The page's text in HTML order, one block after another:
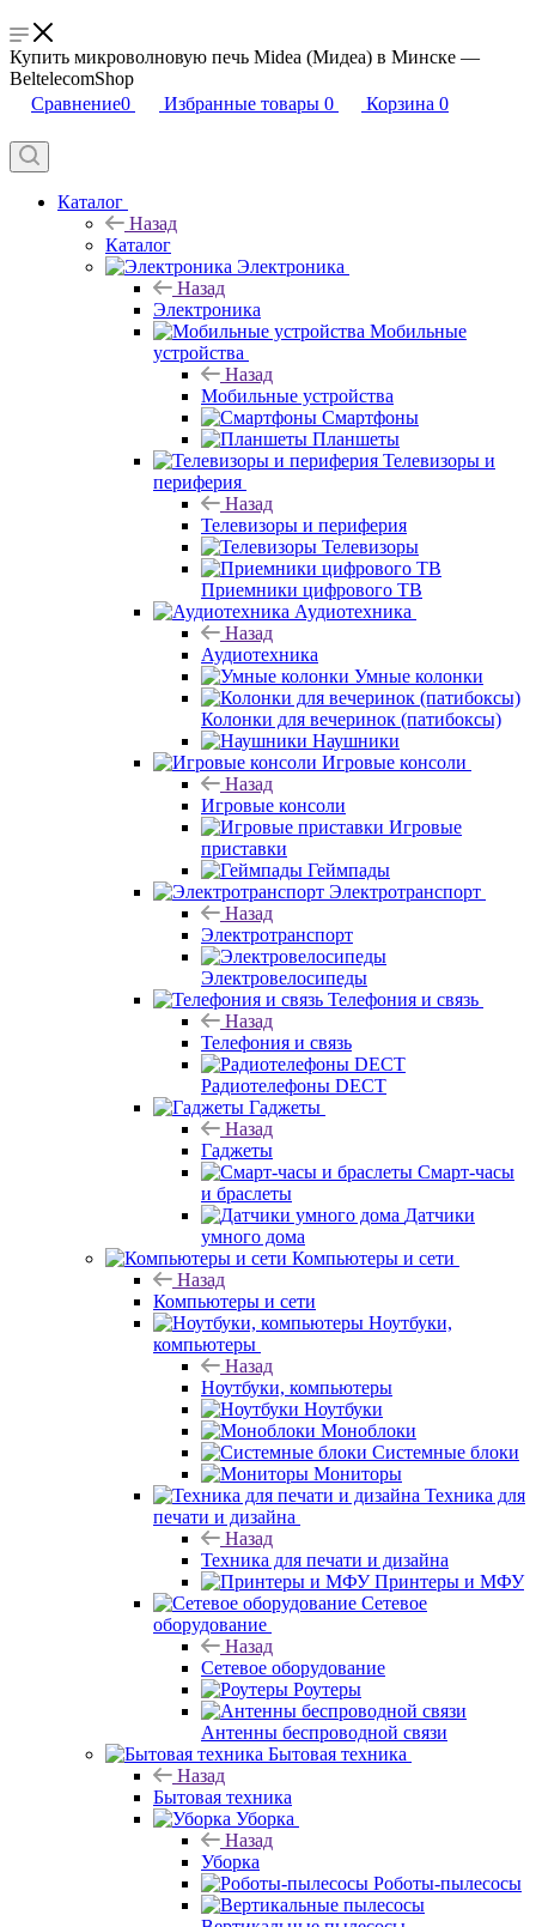
Купить микроволновую печь Midea (Мидеа) в Минске —
BeltelecomShop
Сравнение0 Избранные товары 0 Корзина 0
Каталог
Назад
Каталог
Электроника
Назад
Электроника
Мобильные
устройства
Назад
Мобильные устройства
Смартфоны
Планшеты
Телевизоры и
периферия
Назад
Телевизоры и периферия
Телевизоры
Приемники цифрового ТВ
Аудиотехника
Назад
Аудиотехника
Умные колонки
Колонки для вечеринок (патибоксы)
Наушники
Игровые консоли
Назад
Игровые консоли
Игровые
приставки
Геймпады
Электротранспорт
Назад
Электротранспорт
Электровелосипеды
Телефония и связь
Назад
Телефония и связь
Радиотелефоны DECT
Гаджеты
Назад
Гаджеты
Смарт-часы
и браслеты
Датчики
умного дома
Компьютеры и сети
Назад
Компьютеры и сети
Ноутбуки,
компьютеры
Назад
Ноутбуки, компьютеры
Ноутбуки
Моноблоки
Системные блоки
Мониторы
Техника для
печати и дизайна
Назад
Техника для печати и дизайна
Принтеры и МФУ
Сетевое
оборудование
Назад
Сетевое оборудование
Роутеры
Антенны беспроводной связи
Бытовая техника
Назад
Бытовая техника
Уборка
Назад
Уборка
Роботы-пылесосы